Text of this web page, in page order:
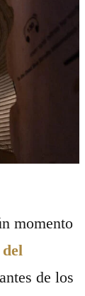
momento
de los